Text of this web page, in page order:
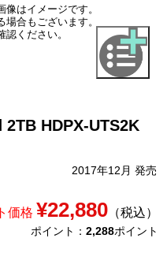
はイメージです。
合もございます。
ください。
2TB HDPX-UTS2K
2017年12月 発売
価格 ¥22,880（税込）
ポイント： 2,288ポイント